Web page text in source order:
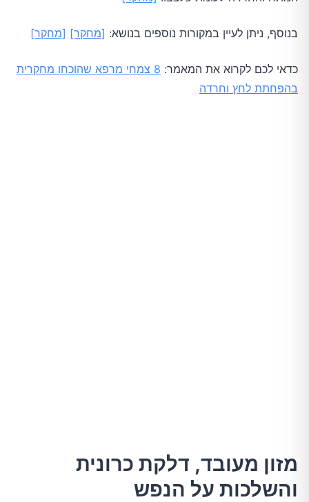
בנוסף, ניתן לעיין במקורות נוספים בנושא: [מחקר] [מחקר]
כדאי לכם לקרוא את המאמר:
8 צמחי מרפא שהוכחו מחקרית
בהפחתת לחץ וחרדה
מזון מעובד, דלקת כרונית
והשלכות על הנפש